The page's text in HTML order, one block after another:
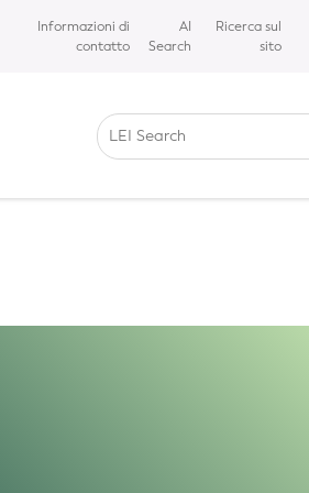
Informazioni di
contatto
AI
Search
Ricerca sul
sito
garantiamo l'accuratezza e